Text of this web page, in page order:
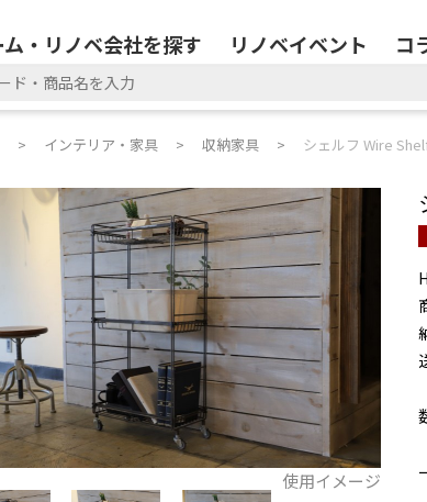
・リノベ会社を探す リノベイベント コ
インテリア・家具 収納家具 シェルフ Wire
使用イメージ